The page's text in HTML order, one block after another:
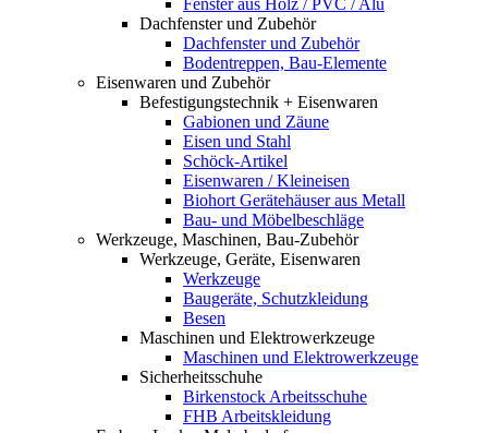
Fenster aus Holz / PVC / Alu
Dachfenster und Zubehör
Dachfenster und Zubehör
Bodentreppen, Bau-Elemente
Eisenwaren und Zubehör
Befestigungstechnik + Eisenwaren
Gabionen und Zäune
Eisen und Stahl
Schöck-Artikel
Eisenwaren / Kleineisen
Biohort Gerätehäuser aus Metall
Bau- und Möbelbeschläge
Werkzeuge, Maschinen, Bau-Zubehör
Werkzeuge, Geräte, Eisenwaren
Werkzeuge
Baugeräte, Schutzkleidung
Besen
Maschinen und Elektrowerkzeuge
Maschinen und Elektrowerkzeuge
Sicherheitsschuhe
Birkenstock Arbeitsschuhe
FHB Arbeitskleidung